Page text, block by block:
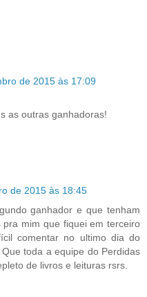
de 2015 às 17:09
as outras ganhadoras!
de 2015 às 18:45
ganhador e que tenham
mim que fiquei em terceiro
comentar no ultimo dia do
toda a equipe do Perdidas
de livros e leituras rsrs.